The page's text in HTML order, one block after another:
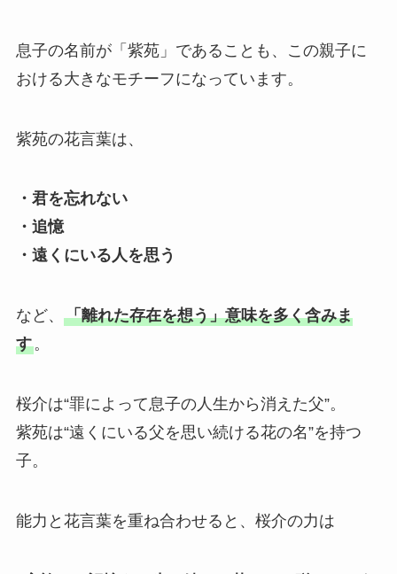
息子の名前が「紫苑」であることも、この親子に
おける大きなモチーフになっています。
紫苑の花言葉は、
・君を忘れない
・追憶
・遠くにいる人を思う
など、 「離れた存在を想う」意味を多く含みま
す。
桜介は“罪によって息子の人生から消えた父”。
紫苑は“遠くにいる父を思い続ける花の名”を持つ
子。
能力と花言葉を重ね合わせると、桜介の力は